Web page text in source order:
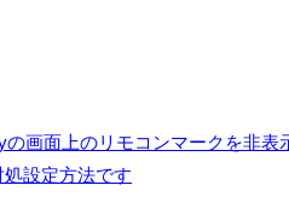
画面上のリモコンマークを非表
設定方法です